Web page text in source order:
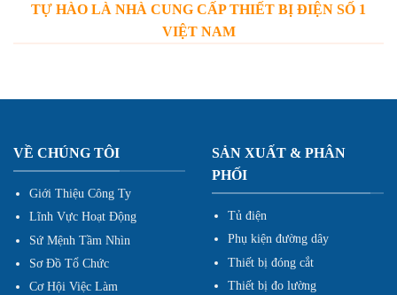
TỰ HÀO LÀ NHÀ CUNG CẤP THIẾT BỊ ĐIỆN SỐ 1
VIỆT NAM
VỀ CHÚNG TÔI
Giới Thiệu Công Ty
Lĩnh Vực Hoạt Động
Sứ Mệnh Tầm Nhìn
Sơ Đồ Tổ Chức
Cơ Hội Việc Làm
SẢN XUẤT & PHÂN
PHỐI
Tủ điện
Phụ kiện đường dây
Thiết bị đóng cắt
Thiết bị đo lường